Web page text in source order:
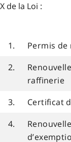
X de la Loi :
1. Permis
2.
raffinerie
3. Certificat
4.